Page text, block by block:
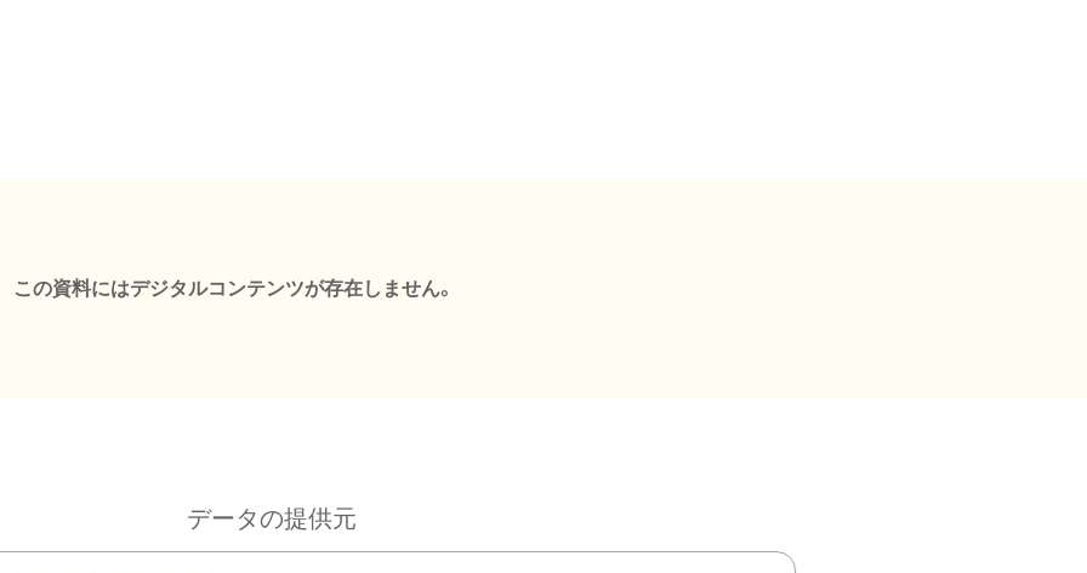
この資料にはデジタルコンテンツが存在しません。
データの提供元